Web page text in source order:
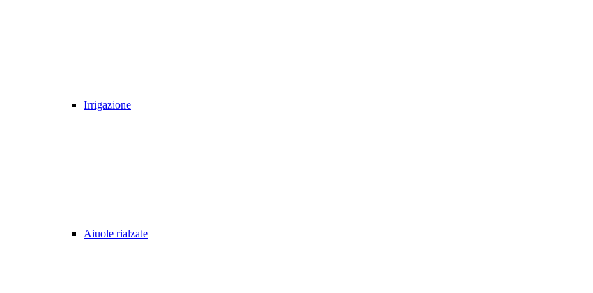
Irrigazione
Aiuole rialzate